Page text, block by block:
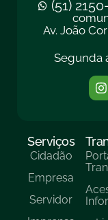
(51)
Av. João
Segunda
Serviços
Cidadão
Empresa
Servidor